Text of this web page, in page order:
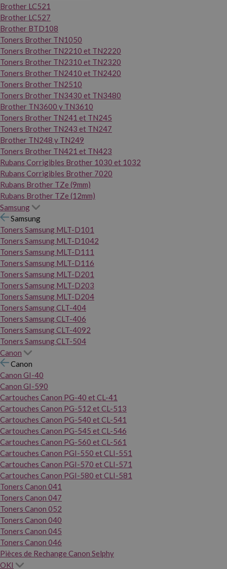
Brother LC521
Brother LC527
Brother BTD108
Toners Brother TN1050
Toners Brother TN2210 et TN2220
Toners Brother TN2310 et TN2320
Toners Brother TN2410 et TN2420
Toners Brother TN2510
Toners Brother TN3430 et TN3480
Brother TN3600 y TN3610
Toners Brother TN241 et TN245
Toners Brother TN243 et TN247
Brother TN248 y TN249
Toners Brother TN421 et TN423
Rubans Corrigibles Brother 1030 et 1032
Rubans Corrigibles Brother 7020
Rubans Brother TZe (9mm)
Rubans Brother TZe (12mm)
Samsung
Samsung
Toners Samsung MLT-D101
Toners Samsung MLT-D1042
Toners Samsung MLT-D111
Toners Samsung MLT-D116
Toners Samsung MLT-D201
Toners Samsung MLT-D203
Toners Samsung MLT-D204
Toners Samsung CLT-404
Toners Samsung CLT-406
Toners Samsung CLT-4092
Toners Samsung CLT-504
Canon
Canon
Canon GI-40
Canon GI-590
Cartouches Canon PG-40 et CL-41
Cartouches Canon PG-512 et CL-513
Cartouches Canon PG-540 et CL-541
Cartouches Canon PG-545 et CL-546
Cartouches Canon PG-560 et CL-561
Cartouches Canon PGI-550 et CLI-551
Cartouches Canon PGI-570 et CLI-571
Cartouches Canon PGI-580 et CLI-581
Toners Canon 041
Toners Canon 047
Toners Canon 052
Toners Canon 040
Toners Canon 045
Toners Canon 046
Pièces de Rechange Canon Selphy
OKI